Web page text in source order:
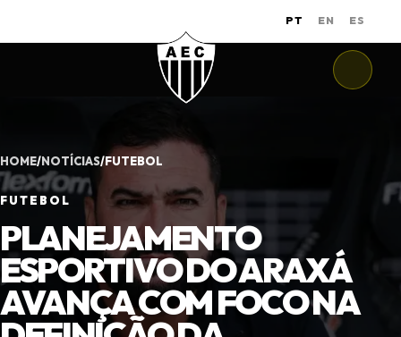
PT EN ES
HOME/NOTÍCIAS/FUTEBOL
FUTEBOL
PLANEJAMENTO
ESPORTIVO DO ARAXÁ
AVANÇA COM FOCO NA